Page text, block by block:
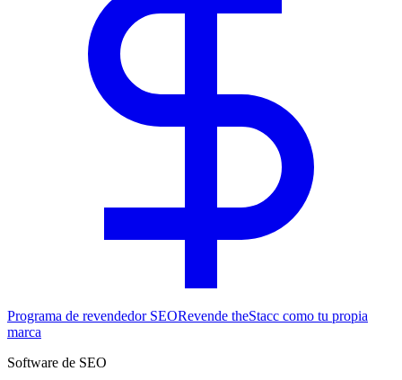
Programa de revendedor SEORevende theStacc como tu propia
marca
Software de SEO